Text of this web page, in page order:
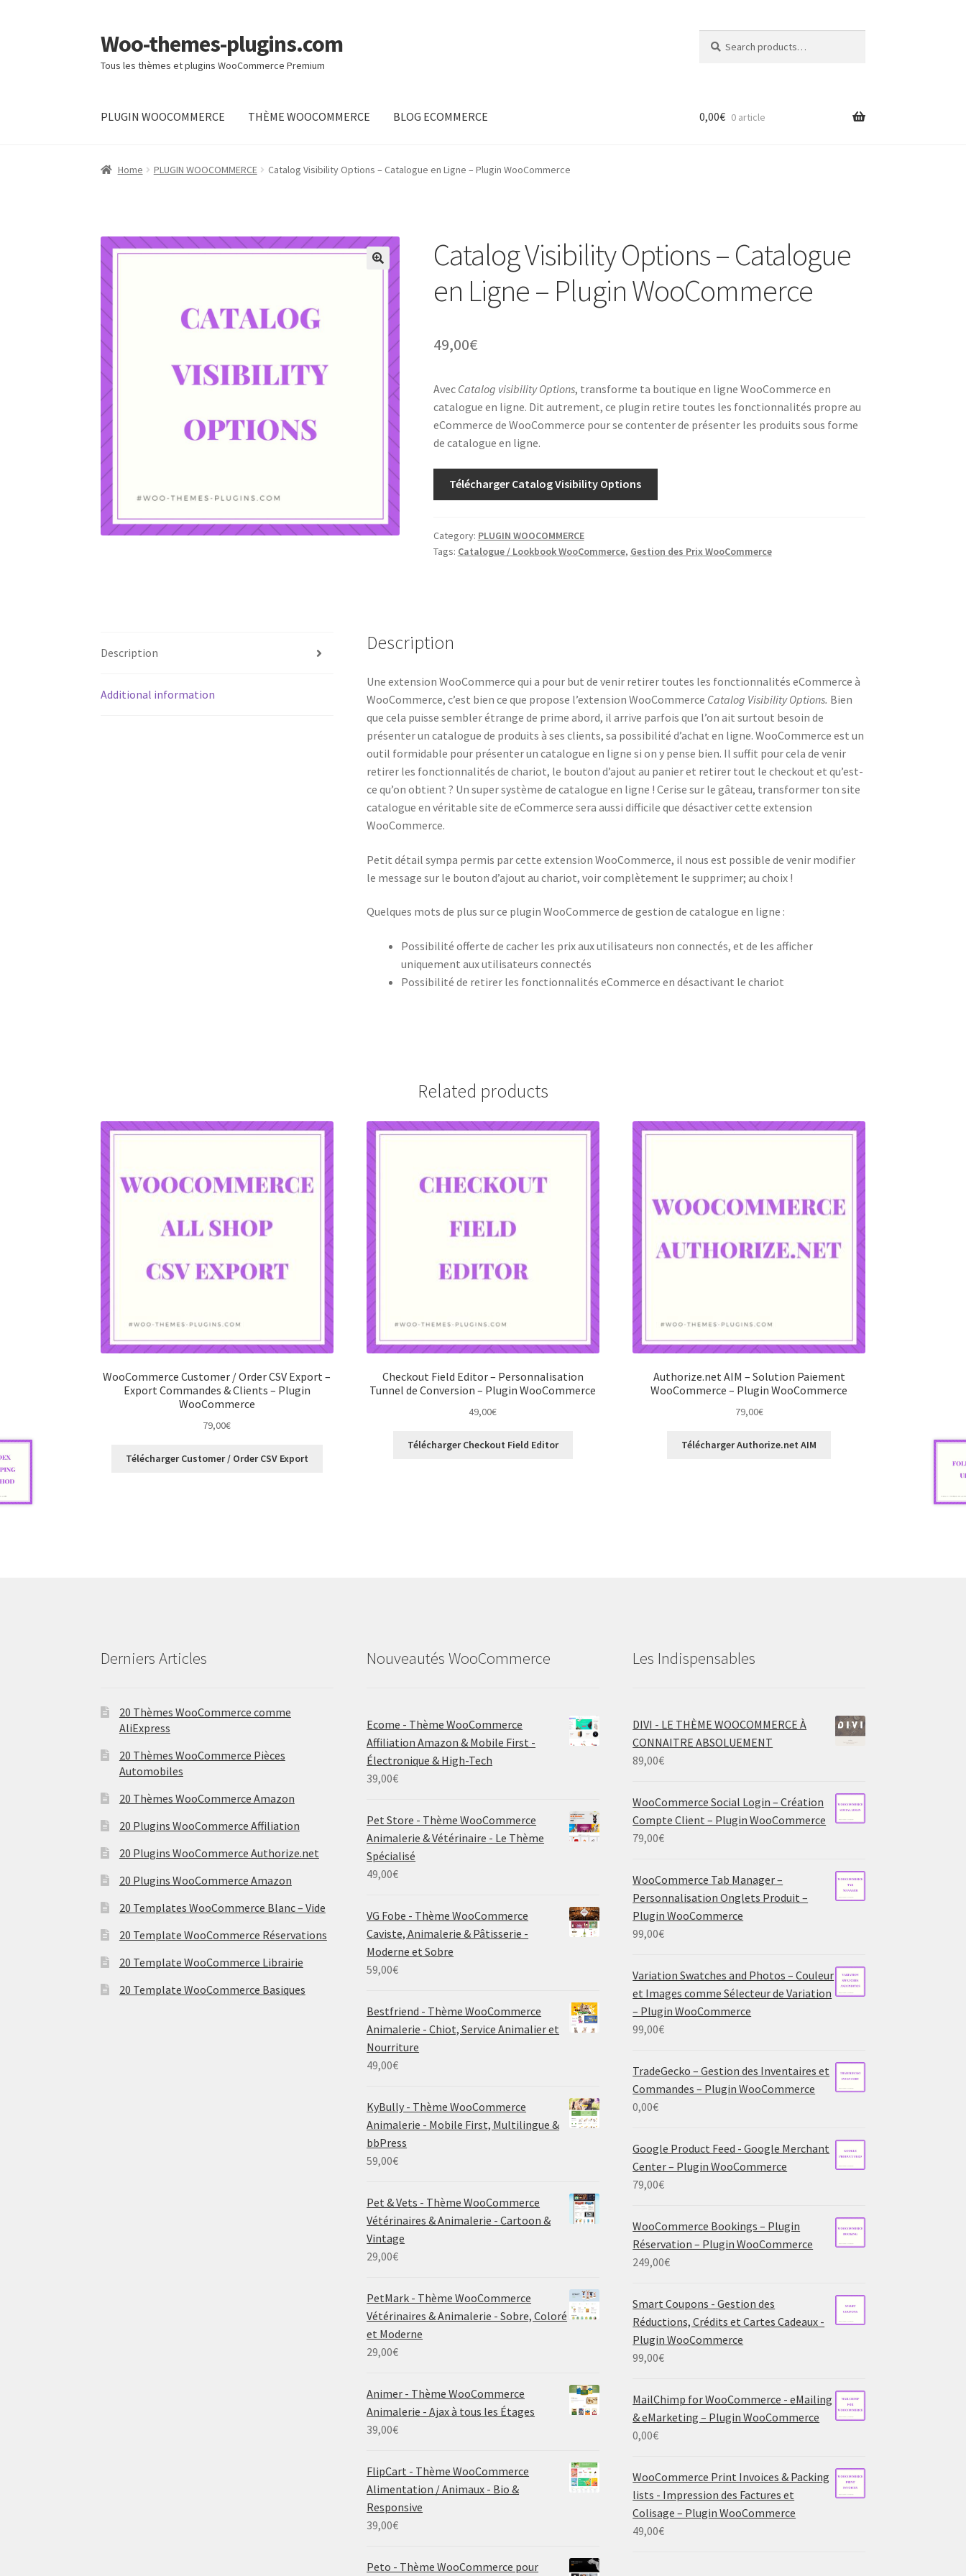
Aller
à
la
Aller
au
contenu
Woo-themes-plugins.com
Tous les thèmes et plugins WooCommerce Premium
for:
PLUGIN WOOCOMMERCE THÈME WOOCOMMERCE BLOG ECOMMERCE
Accueil BoutiqueCommandeLes 20 Meilleurs Templates WooCommerce 2017
0,00€ 0 article
Home PLUGIN WOOCOMMERCE Catalog Visibility Options – Catalogue en Ligne – Plugin WooCommerce
Catalog Visibility Options – Catalogue
en Ligne – Plugin WooCommerce
49,00€
Avec Catalog visibility Options, transforme ta boutique en ligne WooCommerce en
catalogue en ligne. Dit autrement, ce plugin retire toutes les fonctionnalités propre au
eCommerce de WooCommerce pour se contenter de présenter les produits sous forme
de catalogue en ligne.
Télécharger Catalog Visibility Options
Category: PLUGIN WOOCOMMERCE
Tags: Catalogue / Lookbook WooCommerce, Gestion des Prix WooCommerce
Description
Additional information
Description
Une extension WooCommerce qui a pour but de venir retirer toutes les fonctionnalités eCommerce à
WooCommerce, c’est bien ce que propose l’extension WooCommerce Catalog Visibility Options. Bien
que cela puisse sembler étrange de prime abord, il arrive parfois que l’on ait surtout besoin de
présenter un catalogue de produits à ses clients, sa possibilité d’achat en ligne. WooCommerce est un
outil formidable pour présenter un catalogue en ligne si on y pense bien. Il suffit pour cela de venir
retirer les fonctionnalités de chariot, le bouton d’ajout au panier et retirer tout le checkout et qu’est-
ce qu’on obtient ? Un super système de catalogue en ligne ! Cerise sur le gâteau, transformer ton site
catalogue en véritable site de eCommerce sera aussi difficile que désactiver cette extension
WooCommerce.
Petit détail sympa permis par cette extension WooCommerce, il nous est possible de venir modifier
le message sur le bouton d’ajout au chariot, voir complètement le supprimer; au choix !
Quelques mots de plus sur ce plugin WooCommerce de gestion de catalogue en ligne :
Possibilité offerte de cacher les prix aux utilisateurs non connectés, et de les afficher
uniquement aux utilisateurs connectés
Possibilité de retirer les fonctionnalités eCommerce en désactivant le chariot
Related products
WooCommerce Customer / Order CSV Export –
Export Commandes & Clients – Plugin
WooCommerce
79,00€
Télécharger Customer / Order CSV Export
Checkout Field Editor – Personnalisation
Tunnel de Conversion – Plugin WooCommerce
49,00€
Télécharger Checkout Field Editor
Authorize.net AIM – Solution Paiement
WooCommerce – Plugin WooCommerce
79,00€
Télécharger Authorize.net AIM
Derniers Articles
20 Thèmes WooCommerce comme
AliExpress
20 Thèmes WooCommerce Pièces
Automobiles
20 Thèmes WooCommerce Amazon
20 Plugins WooCommerce Affiliation
20 Plugins WooCommerce Authorize.net
20 Plugins WooCommerce Amazon
20 Templates WooCommerce Blanc – Vide
20 Template WooCommerce Réservations
20 Template WooCommerce Librairie
20 Template WooCommerce Basiques
Nouveautés WooCommerce
Ecome - Thème WooCommerce
Affiliation Amazon & Mobile First -
Électronique & High-Tech
39,00€
Pet Store - Thème WooCommerce
Animalerie & Vétérinaire - Le Thème
Spécialisé
49,00€
VG Fobe - Thème WooCommerce
Caviste, Animalerie & Pâtisserie -
Moderne et Sobre
59,00€
Bestfriend - Thème WooCommerce
Animalerie - Chiot, Service Animalier et
Nourriture
49,00€
KyBully - Thème WooCommerce
Animalerie - Mobile First, Multilingue &
bbPress
59,00€
Pet & Vets - Thème WooCommerce
Vétérinaires & Animalerie - Cartoon &
Vintage
29,00€
PetMark - Thème WooCommerce
Vétérinaires & Animalerie - Sobre, Coloré
et Moderne
29,00€
Animer - Thème WooCommerce
Animalerie - Ajax à tous les Étages
39,00€
FlipCart - Thème WooCommerce
Alimentation / Animaux - Bio &
Responsive
39,00€
Peto - Thème WooCommerce pour
Les Indispensables
DIVI - LE THÈME WOOCOMMERCE À
CONNAITRE ABSOLUEMENT
89,00€
WooCommerce Social Login – Création
Compte Client – Plugin WooCommerce
79,00€
WooCommerce Tab Manager –
Personnalisation Onglets Produit –
Plugin WooCommerce
99,00€
Variation Swatches and Photos – Couleur
et Images comme Sélecteur de Variation
– Plugin WooCommerce
99,00€
TradeGecko – Gestion des Inventaires et
Commandes – Plugin WooCommerce
0,00€
Google Product Feed - Google Merchant
Center – Plugin WooCommerce
79,00€
WooCommerce Bookings – Plugin
Réservation – Plugin WooCommerce
249,00€
Smart Coupons - Gestion des
Réductions, Crédits et Cartes Cadeaux -
Plugin WooCommerce
99,00€
MailChimp for WooCommerce - eMailing
& eMarketing – Plugin WooCommerce
0,00€
WooCommerce Print Invoices & Packing
lists - Impression des Factures et
Colisage – Plugin WooCommerce
49,00€